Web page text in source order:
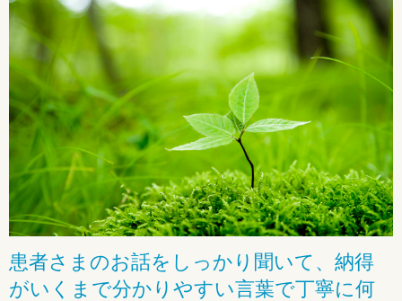
患者さまのお話をしっかり聞いて、納得
がいくまで分かりやすい言葉で丁寧に何